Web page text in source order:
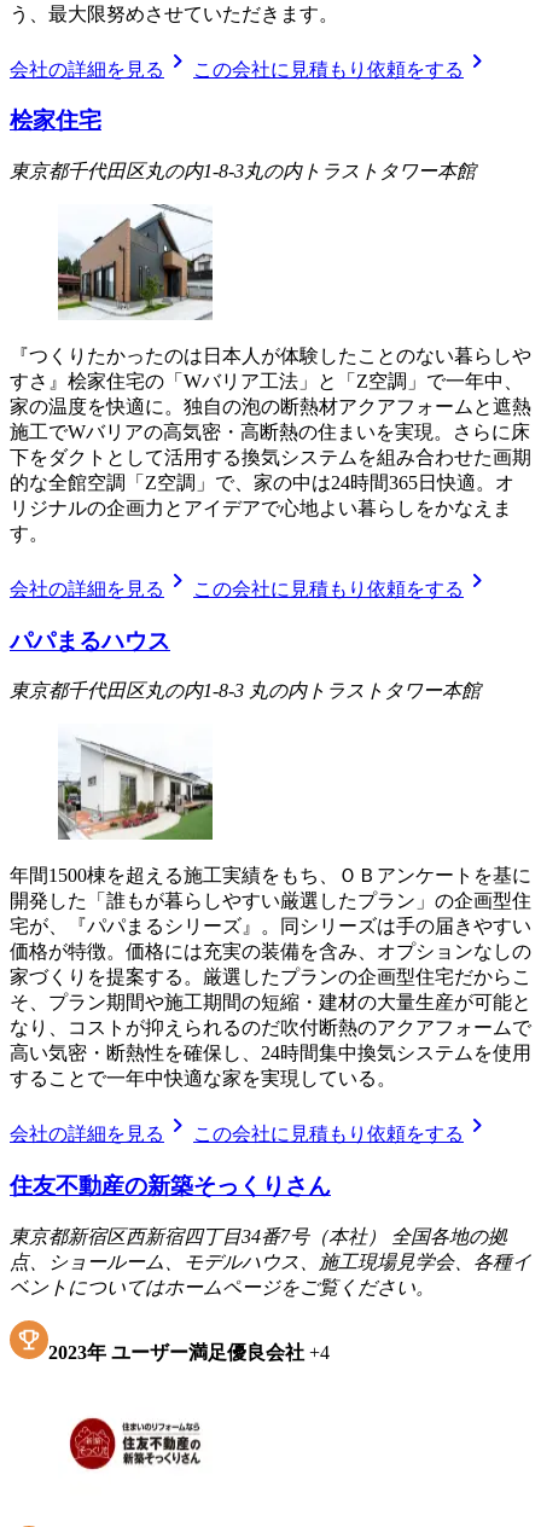
う、最大限努めさせていただきます。
会社の詳細を見る chevron_right この会社に見積もり依頼をする chevron_right
桧家住宅
東京都千代田区丸の内1-8-3丸の内トラストタワー本館
『つくりたかったのは日本人が体験したことのない暮らしや
すさ』桧家住宅の「Wバリア工法」と「Z空調」で一年中、
家の温度を快適に。独自の泡の断熱材アクアフォームと遮熱
施工でWバリアの高気密・高断熱の住まいを実現。さらに床
下をダクトとして活用する換気システムを組み合わせた画期
的な全館空調「Z空調」で、家の中は24時間365日快適。オ
リジナルの企画力とアイデアで心地よい暮らしをかなえま
す。
会社の詳細を見る chevron_right この会社に見積もり依頼をする chevron_right
パパまるハウス
東京都千代田区丸の内1-8-3 丸の内トラストタワー本館
年間1500棟を超える施工実績をもち、ＯＢアンケートを基に
開発した「誰もが暮らしやすい厳選したプラン」の企画型住
宅が、『パパまるシリーズ』。同シリーズは手の届きやすい
価格が特徴。価格には充実の装備を含み、オプションなしの
家づくりを提案する。厳選したプランの企画型住宅だからこ
そ、プラン期間や施工期間の短縮・建材の大量生産が可能と
なり、コストが抑えられるのだ吹付断熱のアクアフォームで
高い気密・断熱性を確保し、24時間集中換気システムを使用
することで一年中快適な家を実現している。
会社の詳細を見る chevron_right この会社に見積もり依頼をする chevron_right
住友不動産の新築そっくりさん
東京都新宿区西新宿四丁目34番7号（本社） 全国各地の拠
点、ショールーム、モデルハウス、施工現場見学会、各種イ
ベントについてはホームページをご覧ください。
2023年 ユーザー満足優良会社 +4